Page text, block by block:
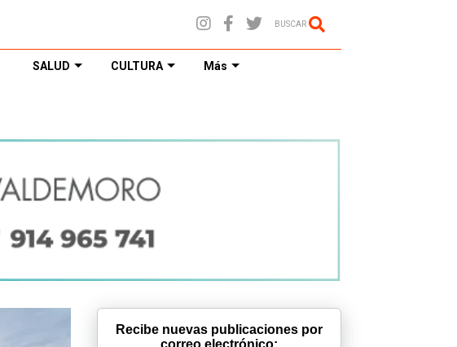
BUSCAR
SALUD CULTURA Más
Recibe nuevas publicaciones por
correo electrónico: